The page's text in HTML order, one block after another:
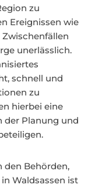
zu
Ereignissen wie
unerlässlich.
schnell und
zu
hierbei eine
der Planung und
den Behörden,
Waldsassen ist